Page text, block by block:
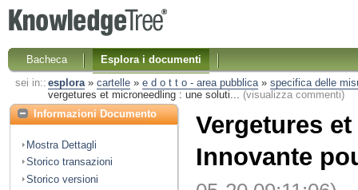
Bacheca
Esplora i documenti
sei in:: esplora» cartelle» e d o t t o - area pubblica» specifica delle
vergetures et microneedling : une soluti... (visualizza commenti)
Informazioni Documento
Mostra Dettagli
Storico transazioni
Storico versioni
Vergetures
Innovante